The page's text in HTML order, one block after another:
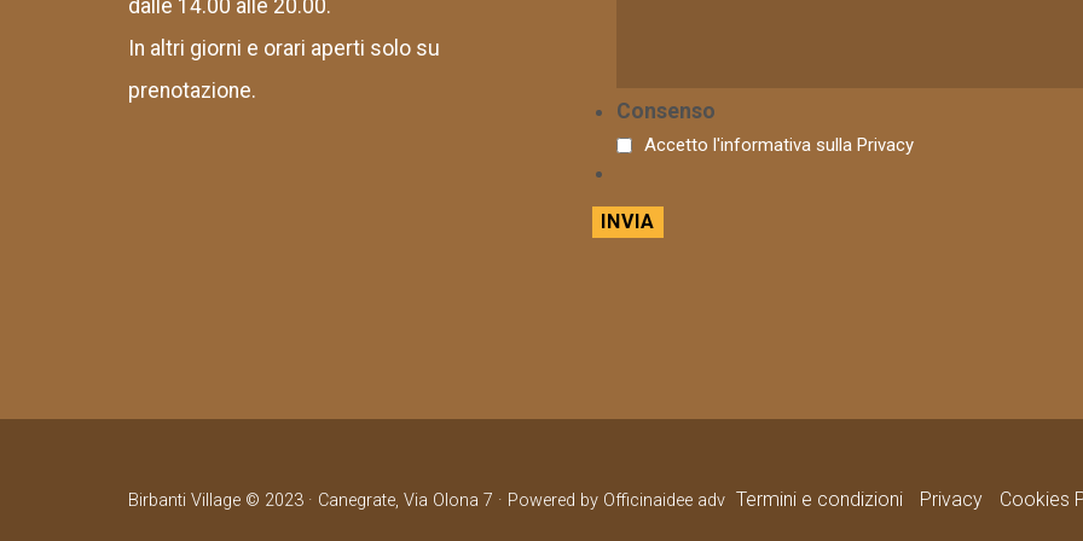
dalle 14.00 alle 20.00.
In altri giorni e orari aperti solo su
prenotazione.
Consenso
Accetto l'informativa sulla Privacy
Birbanti Village © 2023 · Canegrate, Via Olona 7 · Powered by Officinaidee adv Termini e condizioni Privacy Cookies